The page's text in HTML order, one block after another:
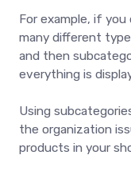
For example, if
many different
and then
everything is
Using
the organization
products in your